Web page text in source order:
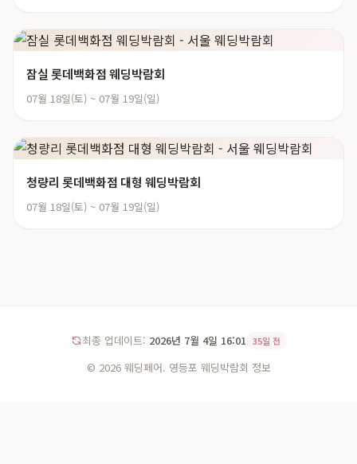
잠실 롯데백화점 웨딩박람회
07월 18일(토) ~ 07월 19일(일)
청량리 롯데백화점 대형 웨딩박람회
07월 18일(토) ~ 07월 19일(일)
최종 업데이트: 2026년 7월 4일 16:01 35일 전
© 2026 웨딩페어. 영등포 웨딩박람회 정보